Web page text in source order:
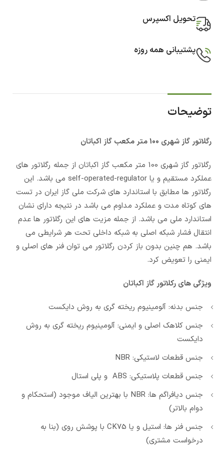
تحویل اکسپرس
پشتیبانی همه روزه
توضیحات
رگلاتور گاز شهری 100 متر مکعب گاز اکباتان
رگلاتور گاز شهری 100 متر مکعب گاز اکباتان از جمله رگلاتور های
عملکرد مستقیم و یا self-operated-regulator می باشد. این
رگلاتور ها مطابق با استاندارد های شرکت ملی گاز ایران در تست
های کوتاه مدت و عملکرد مداوم می باشد در نتیجه دارای نشان
استاندارد ملی می باشد. از جمله مزیت های این رگلاتور ها عدم
انتقال فشار شبکه اصلی به شبکه داخلی تحت هر شرایطی می
باشد. هم چنین بدون باز کردن رگلاتور می توان فنر های اصلی و
ایمنی را تعویض کرد.
ویژگی های رکلاتور گاز اکباتان
جنس بدنه: آلومینیوم ریخته گری به روش دایکست
جنس کلاهک اصلی و ایمنی: آلومینیوم ریخته گری به روش
دایکست
جنس قطعات لاستیکی: NBR
جنس قطعات پلاستیکی: ABS و پلی استال
جنس دیافراگم ها: NBR با بهترین الیاف موجود (استحکام و
دوام بالاتر)
جنس فنر ها: استیل و یا CK75 با پوشش روی (بنا به
درخواست مشتری)